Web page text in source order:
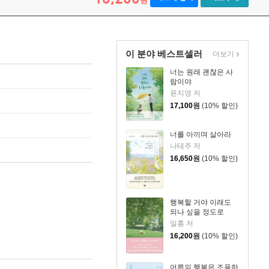
이 분야 베스트셀러
너는 원래 괜찮은 사
람이야
윤지영 저
17,100원 (10% 할인)
너를 아끼며 살아라
나태주 저
16,650원 (10% 할인)
행복할 거야 이래도
되나 싶을 정도로
일홍 저
16,200원 (10% 할인)
더보기